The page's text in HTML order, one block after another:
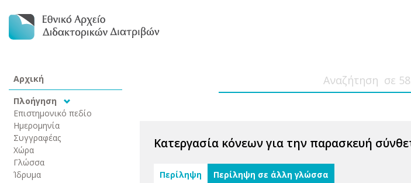
Αρχική
Πλοήγηση
Επιστημονικό πεδίο
Ημερομηνία
Συγγραφέας
Χώρα
Γλώσσα
Ίδρυμα
Κατεργασία κόνεων για την παρασκευή
Περίληψη Περίληψη σε άλλη γλώσσα